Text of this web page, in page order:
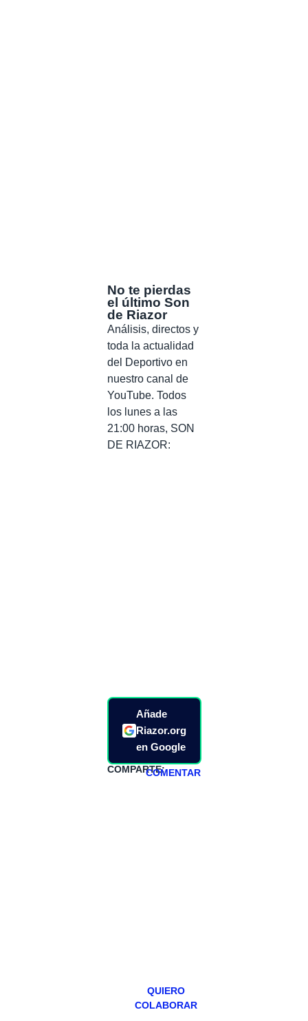
No te pierdas
el último Son
de Riazor
Análisis, directos y
toda la actualidad
del Deportivo en
nuestro canal de
YouTube. Todos
los lunes a las
21:00 horas, SON
DE RIAZOR:
Añade
Riazor.org
en Google
COMPARTE:COMENTAR
QUIERO
COLABORAR